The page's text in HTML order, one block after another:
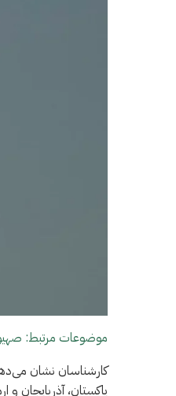
موضوعات مرتبط:
کارشناسان نشان
پاکستان، آذربایجان و